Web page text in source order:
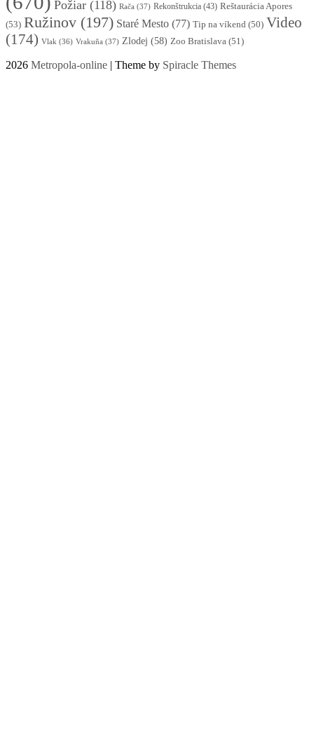
Požiar (118) Rača (37) Rekonštrukcia (43) Reštaurácia Apores
(53) Ružinov (197) Staré Mesto (77) Tip na víkend (50) Video
(174) Vlak (36) Vrakuňa (37) Zlodej (58) Zoo Bratislava (51)
2026 Metropola-online | Theme by Spiracle Themes